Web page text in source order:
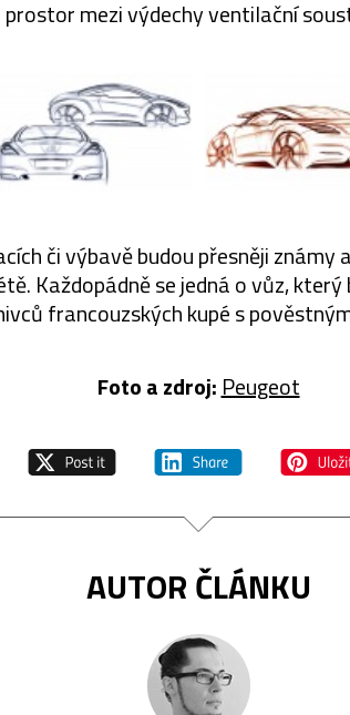
prostor mezi výdechy ventilační
či výbavě budou přesněji známy
Každopádně se jedná o vůz,
francouzských kupé s
Foto a zdroj:Peugeot
AUTOR ČLÁNKU